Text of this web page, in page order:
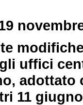
uffici
adottato
11 giugno